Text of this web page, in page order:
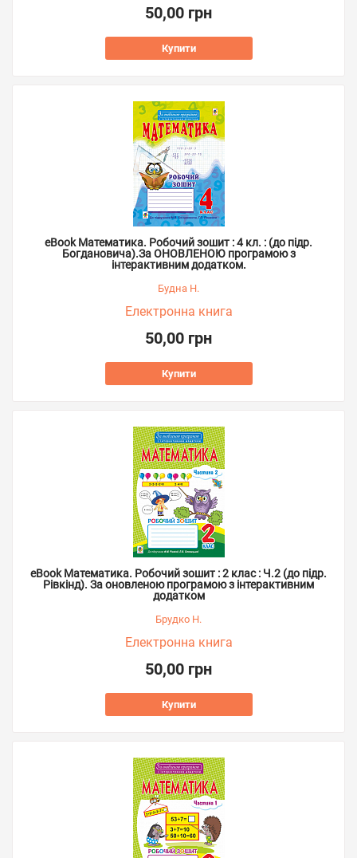
50,00 грн
Купити
eBook Математика. Робочий зошит : 4 кл. : (до підр.
Богдановича).За ОНОВЛЕНОЮ програмою з
інтерактивним додатком.
Будна Н.
Електронна книга
50,00 грн
Купити
eBook Математика. Робочий зошит : 2 клас : Ч.2 (до підр.
Рівкінд). За оновленою програмою з інтерактивним
додатком
Брудко Н.
Електронна книга
50,00 грн
Купити